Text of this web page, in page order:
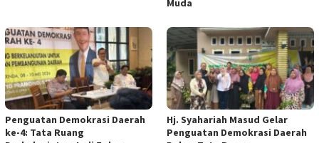
Muda
Penguatan Demokrasi Daerah
ke-4: Tata Ruang
Hj. Syahariah Masud Gelar
Penguatan Demokrasi Daerah